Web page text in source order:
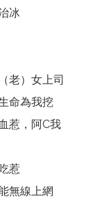
冰
老）女上司
命為我挖
惹，阿C我
惹
無線上網